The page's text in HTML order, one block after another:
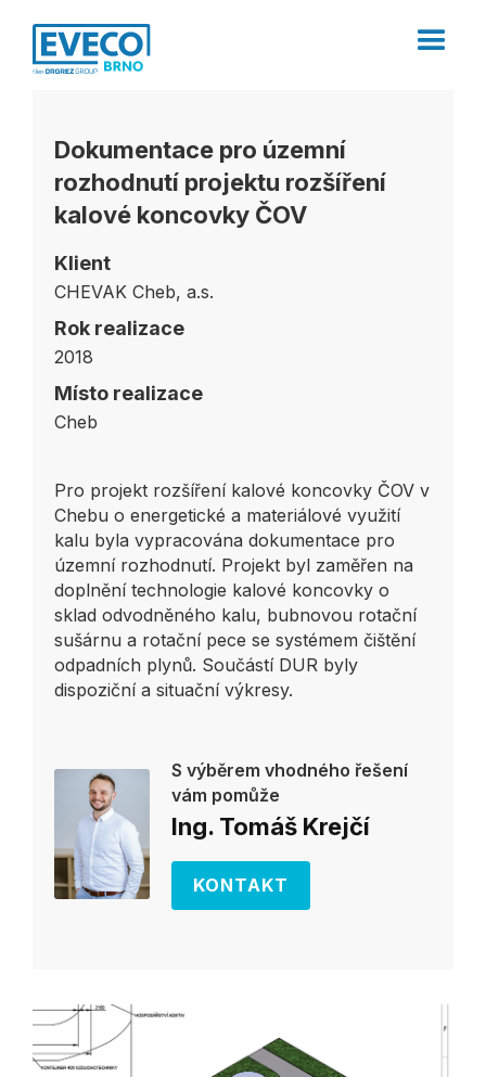
Dokumentace pro územní
rozhodnutí projektu rozšíření
kalové koncovky ČOV
Klient
CHEVAK Cheb, a.s.
Rok realizace
2018
Místo realizace
Cheb
Pro projekt rozšíření kalové koncovky ČOV v
Chebu o energetické a materiálové využití
kalu byla vypracována dokumentace pro
územní rozhodnutí. Projekt byl zaměřen na
doplnění technologie kalové koncovky o
sklad odvodněného kalu, bubnovou rotační
sušárnu a rotační pece se systémem čištění
odpadních plynů. Součástí DUR byly
dispoziční a situační výkresy.
S výběrem vhodného řešení
vám pomůže
Ing. Tomáš Krejčí
KONTAKT